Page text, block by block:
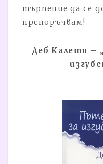
търпение да се
препоръчвам!
Деб Калети –